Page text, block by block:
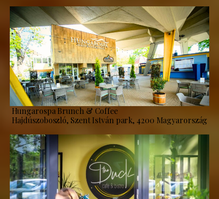
Hungarospa Brunch & Coffee
Hajdúszoboszló, Szent István park, 4200 Magyarország